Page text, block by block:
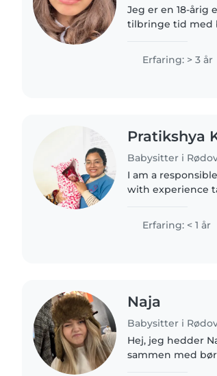
Jeg er en 18-årig
tilbringe tid med
færdigheder,
Erfaring: > 3 år
Pratikshya
Babysitter i
I am a
with experience
to my home..
Erfaring: < 1 år
Naja
Babysitter i
Hej, jeg hedder
sammen med